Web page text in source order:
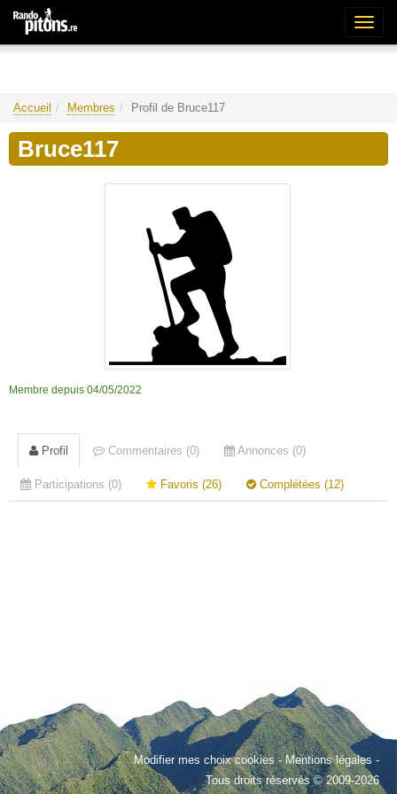
Accueil Membres Profil de Bruce117
Bruce117
Membre depuis 04/05/2022
Profil Commentaires (0) Annonces (0)
Participations (0) Favoris (26) Complétées (12)
Modifier mes choix cookies-Mentions légales -
Tous droits réservés © 2009-2026